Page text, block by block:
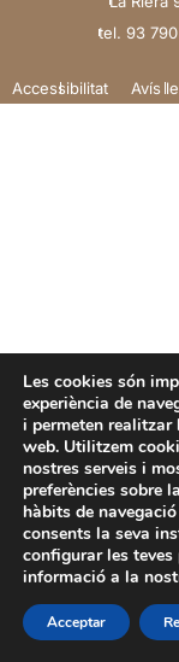
tel. 93
Accessibilitat Avís
Les cookies són
experiència de
i permeten realitzar
web. Utilitzem
nostres serveis i
preferències sobre
hàbits de
consents la seva
configurar les teves
informació a la
Acceptar